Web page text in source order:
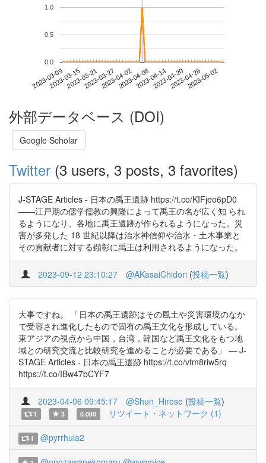
2023-03-092023-03-152023-03-212023-03-272023-04-022023-04-082023-04-142023-04-202023-04-262023-05-02
0.0
0.5
1.0
外部データベース (DOI)
Google Scholar
Twitter (3 users, 3 posts, 3 favorites)
J-STAGE Articles - 日本の禹王遺跡 https://t.co/KIFjeo6pD0
――江戸期の儒学儒教の興隆によって禹王の名が広く知 られ
るようになり、各地に禹王遺跡が作られるようになった。災
害が多発した 18 世紀以降は治水神信仰や治水・土木事業と
その貢献者に対する顕彰に禹王は利用されるようになった。
2023-09-12 23:10:27 @AKasaiChidori (投稿一覧)
大事ですね。 「日本の禹王遺跡はその風土や災害環境のなか
で受容され進化したもので固有の禹王文化を形成している。
東アジアの視点から中国，台湾，韓国など禹王文化をもつ地
域との研究交流と比較研究を進めることが必要である」 — J-
STAGE Articles - 日本の禹王遺跡 https://t.co/vtm8riw5rq
https://t.co/IBw47bCYF7
2023-04-06 09:45:17 @Shun_Hirose (投稿一覧)
1 3 0.000 リツイート・ネットワーク (1)
1 @pyrrhula2